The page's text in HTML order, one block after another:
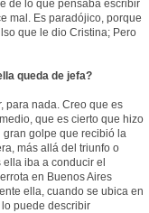
de lo que pensaba escribir
mal. Es paradójico, porque
que le dio Cristina; Pero
queda de jefa?
para nada. Creo que es
que es cierto que hizo
gran golpe que recibió la
más allá del triunfo o
iba a conducir el
en Buenos Aires
ella, cuando se ubica en
puede describir